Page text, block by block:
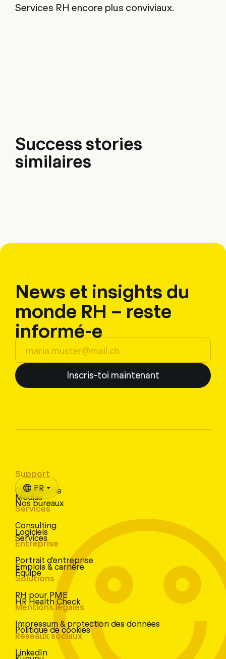
Services RH encore plus conviviaux.
Success stories
similaires
News et insights du
monde RH – reste
informé-e
Inscris-toi maintenant
Support
CampusLine
Médias
Nos bureaux
Services
Consulting
Logiciels
Services
Entreprise
Portrait d'entreprise
Emplois & carrière
Équipe
FR
Solutions
RH pour PME
HR Health Check
Mentions légales
Impressum & protection des données
Politique de cookies
Réseaux sociaux
LinkedIn